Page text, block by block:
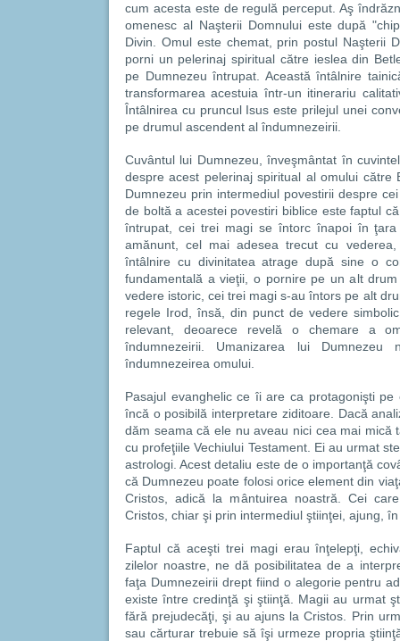
cum acesta este de regulă perceput. Aş
omenesc al Naşterii Domnului este după
Divin. Omul este chemat, prin postul Naşterii
porni un pelerinaj spiritual către ieslea din
pe Dumnezeu întrupat. Această întâlnire
transformarea acestuia într-un itinerariu
Întâlnirea cu pruncul Isus este prilejul unei
pe drumul ascendent al îndumnezeirii.
Cuvântul lui Dumnezeu, înveşmântat în
despre acest pelerinaj spiritual al omului către
Dumnezeu prin intermediul povestirii despre
de boltă a acestei povestiri biblice este faptul
întrupat, cei trei magi se întorc înapoi în ţara
amănunt, cel mai adesea trecut cu
întâlnire cu divinitatea atrage după sine o
fundamentală a vieţii, o pornire pe un alt
vedere istoric, cei trei magi s-au întors pe alt
regele Irod, însă, din punct de vedere
relevant, deoarece revelă o chemare a
îndumnezeirii. Umanizarea lui Dumnezeu
îndumnezeirea omului.
Pasajul evanghelic ce îi are ca protagonişti
încă o posibilă interpretare ziditoare. Dacă
dăm seama că ele nu aveau nici cea mai mică
cu profeţiile Vechiului Testament. Ei au urmat
astrologi. Acest detaliu este de o importanţă
că Dumnezeu poate folosi orice element din
Cristos, adică la mântuirea noastră. Cei
Cristos, chiar şi prin intermediul ştiinţei, ajung,
Faptul că aceşti trei magi erau înţelepţi,
zilelor noastre, ne dă posibilitatea de a
faţa Dumnezeirii drept fiind o alegorie pentru
existe între credinţă şi ştiinţă. Magii au urmat
fără prejudecăţi, şi au ajuns la Cristos. Prin
sau cărturar trebuie să îşi urmeze propria